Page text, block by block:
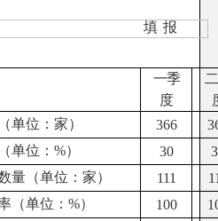
报
一季
度
单位：家）
366
单位：%） 30
3
量（单位：家）
111
（单位：%） 100